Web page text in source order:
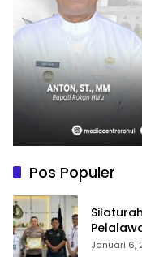
Pos Populer
Januari 6,